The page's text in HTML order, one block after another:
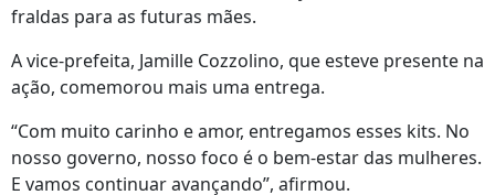
fraldas para as futuras mães.
A vice-prefeita, Jamille Cozzolino, que esteve presente na
ação, comemorou mais uma entrega.
“Com muito carinho e amor, entregamos esses kits. No
nosso governo, nosso foco é o bem-estar das mulheres.
E vamos continuar avançando”, afirmou.